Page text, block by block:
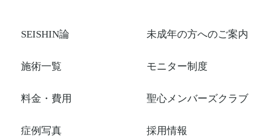
SEISHIN論
施術一覧
料金・費用
症例写真
未成年の方へのご案内
モニター制度
聖心メンバーズクラブ
採用情報